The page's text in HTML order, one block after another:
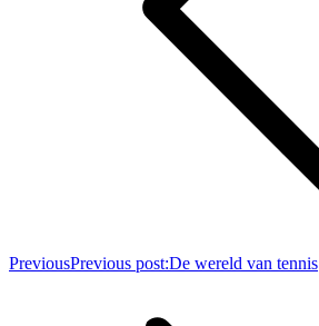
PreviousPrevious post:De wereld van tennis